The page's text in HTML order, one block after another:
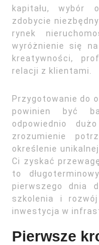
kapitału, wybór
zdobycie
rynek
wyróżnienie się
kreatywności,
relacji z klientami.
Przygotowanie do
powinien być
odpowiednio
zrozumienie
określenie
Ci zyskać
to
pierwszego dnia
szkolenia i
inwestycja w
Pierwsze